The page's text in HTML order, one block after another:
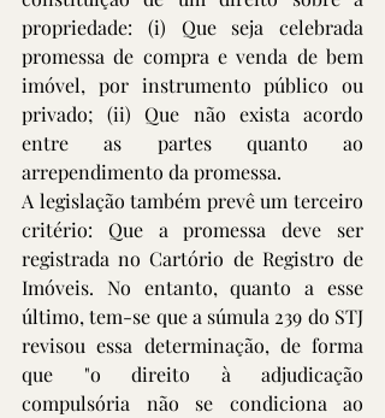
propriedade: (i) Que seja celebrada
promessa de compra e venda de bem
imóvel, por instrumento público ou
privado; (ii) Que não exista acordo
entre as partes quanto ao
arrependimento da promessa.
A legislação também prevê um terceiro
critério: Que a promessa deve ser
registrada no Cartório de Registro de
Imóveis. No entanto, quanto a esse
último, tem-se que a súmula 239 do STJ
revisou essa determinação, de forma
que "o direito à adjudicação
compulsória não se condiciona ao